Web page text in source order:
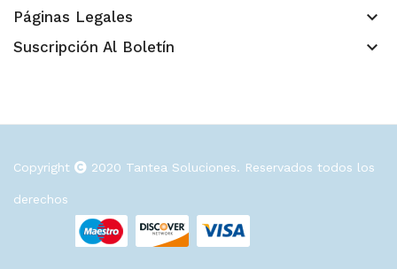
Páginas Legales keyboard_arrow_down
Suscripción Al Boletín keyboard_arrow_down
Copyright 2020 Tantea Soluciones. Reservados todos los
derechos